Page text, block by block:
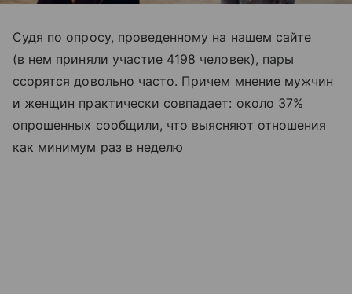
Судя по опросу, проведенному на нашем сайте
(в нем приняли участие 4198 человек), пары
ссорятся довольно часто. Причем мнение мужчин
и женщин практически совпадает: около 37%
опрошенных сообщили, что выясняют отношения
как минимум раз в неделю